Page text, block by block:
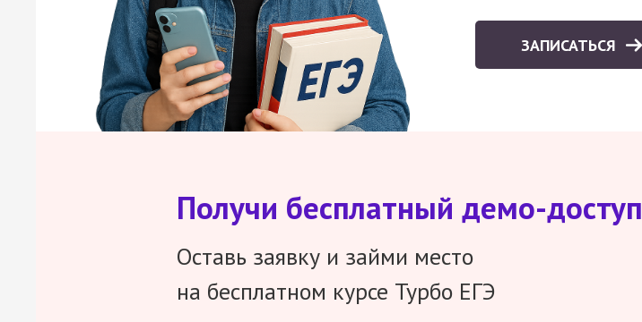
ЗАПИСАТЬСЯ
Получи бесплатный демо-доступ
Оставь заявку и займи место
на бесплатном курсе Турбо ЕГЭ